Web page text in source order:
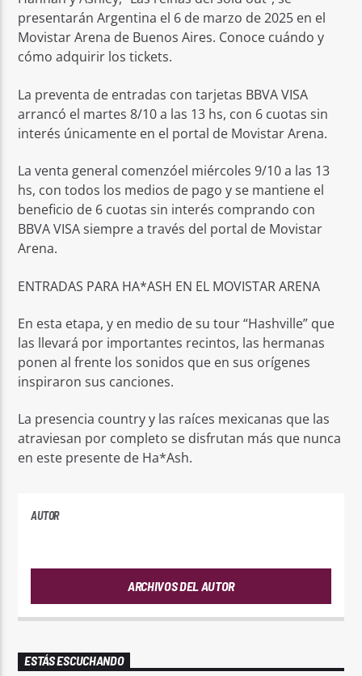
presentarán Argentina el 6 de marzo de 2025 en el
Movistar Arena de Buenos Aires. Conoce cuándo y
cómo adquirir los tickets.
La preventa de entradas con tarjetas BBVA VISA
arrancó el martes 8/10 a las 13 hs, con 6 cuotas sin
interés únicamente en el portal de Movistar Arena.
La venta general comenzóel miércoles 9/10 a las 13
hs, con todos los medios de pago y se mantiene el
beneficio de 6 cuotas sin interés comprando con
BBVA VISA siempre a través del portal de Movistar
Arena.
ENTRADAS PARA HA*ASH EN EL MOVISTAR ARENA
En esta etapa, y en medio de su tour “Hashville” que
las llevará por importantes recintos, las hermanas
ponen al frente los sonidos que en sus orígenes
inspiraron sus canciones.
La presencia country y las raíces mexicanas que las
atraviesan por completo se disfrutan más que nunca
en este presente de Ha*Ash.
AUTOR
ARCHIVOS DEL AUTOR
ESTÁS ESCUCHANDO